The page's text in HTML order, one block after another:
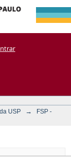
USP →
FSP -